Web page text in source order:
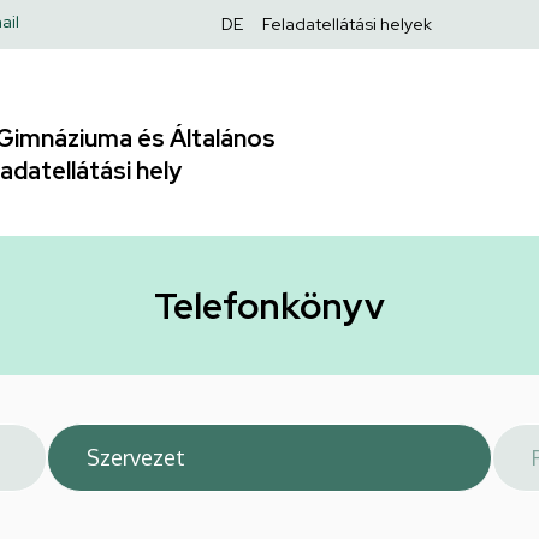
Felső
DE Feladatellátási helyek
és Általános
hely
Telefonkönyv